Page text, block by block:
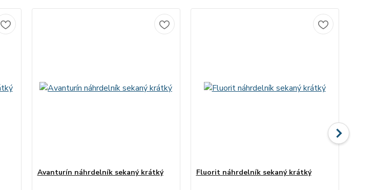
Avanturín náhrdelník sekaný krátký Fluorit náhrdelník sekaný krátký